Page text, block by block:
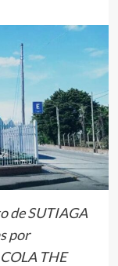
de SUTIAGA
por
THE